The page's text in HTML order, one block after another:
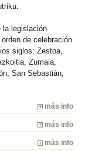
la legislación
de celebración
siglos: Zestoa,
Zumaia,
San Sebastián,
más info
más info
más info